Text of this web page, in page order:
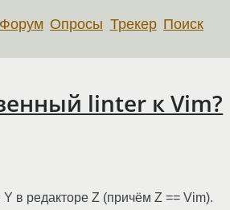
Форум Опросы Трекер Поиск
linter к Vim?
в редакторе Z (причём Z == Vim).